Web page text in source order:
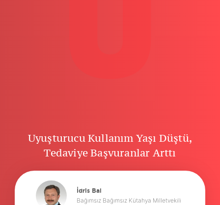
Uyuşturucu Kullanım Yaşı Düştü,
Tedaviye Başvuranlar Arttı
İdris Bal
Bağımsız Bağımsız Kütahya Milletvekili